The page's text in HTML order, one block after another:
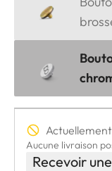
Aucune livraison
Recevoir